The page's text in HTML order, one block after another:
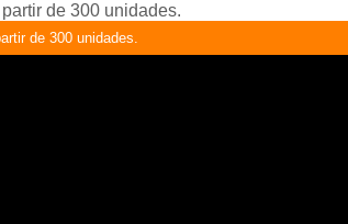
de 300 unidades.
de 300 unidades.